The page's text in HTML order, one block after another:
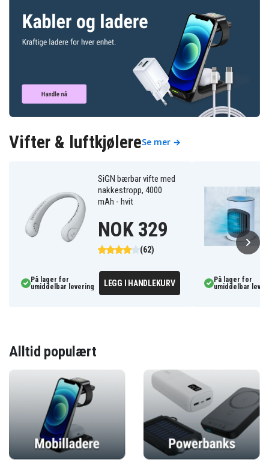
Vifter & luftkjølereSe mer →
SiGN bærbar vifte med
nakkestropp, 4000
mAh - hvit
(62)
NOK 329
På lager for
umiddelbar levering
LEGG I HANDLEKURV
På lager for
umiddelbar
Alltid populært